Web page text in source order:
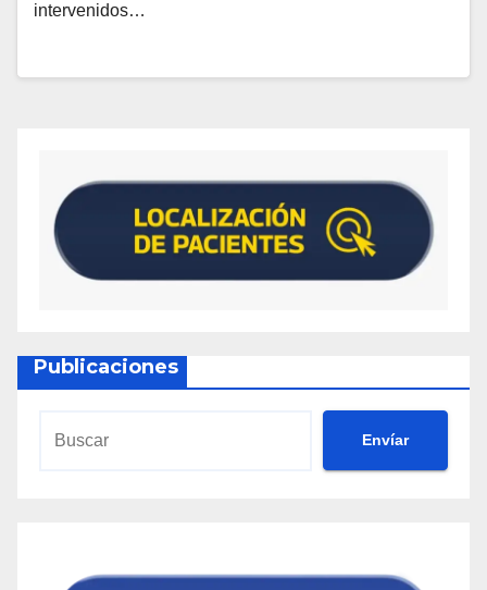
intervenidos…
Publicaciones
Envíar